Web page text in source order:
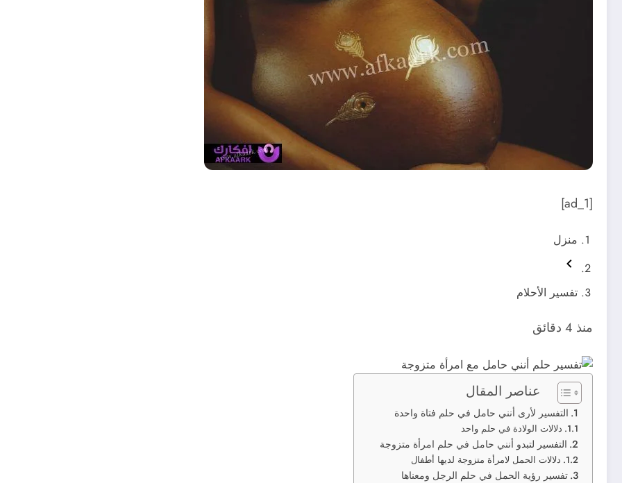
[ad_1]
منزل
تفسير الأحلام
منذ 4 دقائق
عناصر المقال
التفسير لأرى أنني حامل في حلم فتاة واحدة
دلالات الولادة في حلم واحد
التفسير لتبدو أنني حامل في حلم امرأة متزوجة
دلالات الحمل لامرأة متزوجة لديها أطفال
تفسير رؤية الحمل في حلم الرجل ومعناها